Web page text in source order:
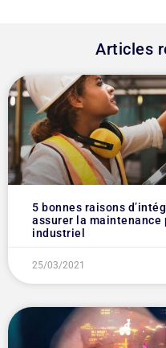
Articles
5 bonnes raisons
assurer la maintenance
industriel
25/03/2021